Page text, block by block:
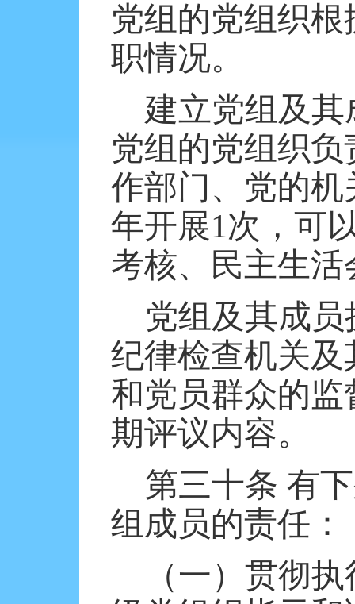
党组的党组织
职情况。
建立党组及
党组的党组织
作部门、党的
年开展1次，可
考核、民主生
党组及其成
纪律检查机关
和党员群众的
期评议内容。
第三十条 有
组成员的责任：
（一）贯彻